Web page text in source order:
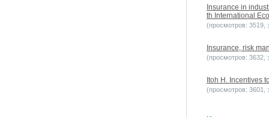
Insurance in
th International
(просмотров: 3519,
Insurance, risk
(просмотров: 3632,
Itoh H. Incentives
(просмотров: 3601,